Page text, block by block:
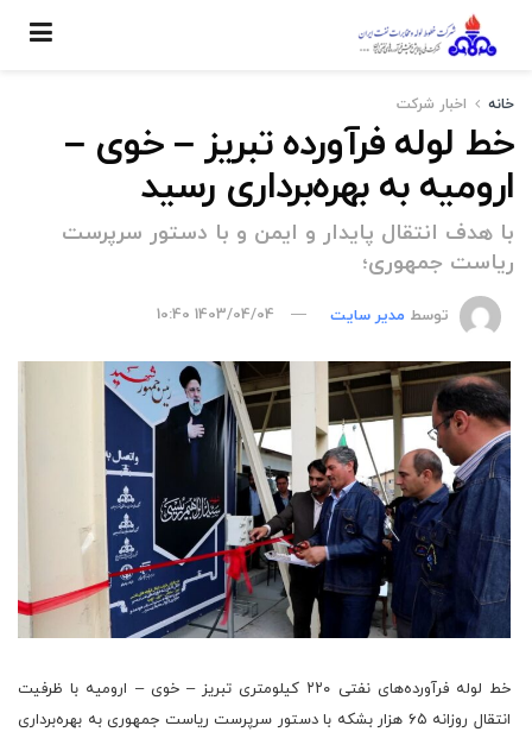
خانه اخبار شركت
خط لوله فرآورده تبریز – خوی –
ارومیه به بهره‌برداری رسید
با هدف انتقال پایدار و ایمن و با دستور سرپرست
ریاست جمهوری؛
توسط مدیر سایت 1403/04/04 10:40
خط لوله فرآورده‌های نفتی ۲۲۰ کیلومتری تبریز – خوی – ارومیه با ظرفیت
انتقال روزانه ۶۵ هزار بشکه‌ با دستور سرپرست ریاست جمهوری به بهره‌برداری